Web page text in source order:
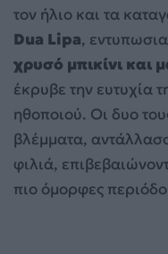
τον ήλιο και τα
Dua Lipa,
χρυσό μπικίνι και
έκρυβε την ευτυχία
ηθοποιού. Οι δυο
βλέμματα,
φιλιά,
πιο όμορφες